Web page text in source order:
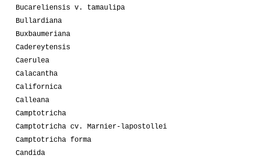
Bucareliensis v. tamaulipa
Bullardiana
Buxbaumeriana
Cadereytensis
Caerulea
Calacantha
Californica
Calleana
Camptotricha
Camptotricha cv. Marnier-lapostollei
Camptotricha forma
Candida